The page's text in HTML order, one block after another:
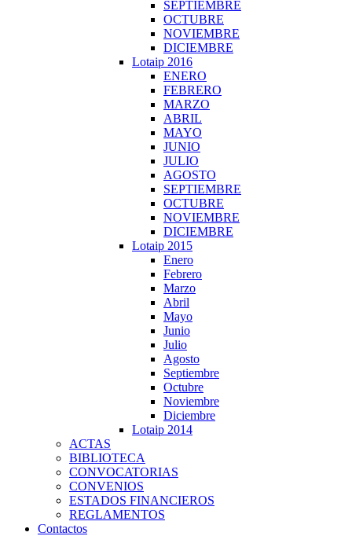
SEPTIEMBRE
OCTUBRE
NOVIEMBRE
DICIEMBRE
Lotaip 2016
ENERO
FEBRERO
MARZO
ABRIL
MAYO
JUNIO
JULIO
AGOSTO
SEPTIEMBRE
OCTUBRE
NOVIEMBRE
DICIEMBRE
Lotaip 2015
Enero
Febrero
Marzo
Abril
Mayo
Junio
Julio
Agosto
Septiembre
Octubre
Noviembre
Diciembre
Lotaip 2014
ACTAS
BIBLIOTECA
CONVOCATORIAS
CONVENIOS
ESTADOS FINANCIEROS
REGLAMENTOS
Contactos